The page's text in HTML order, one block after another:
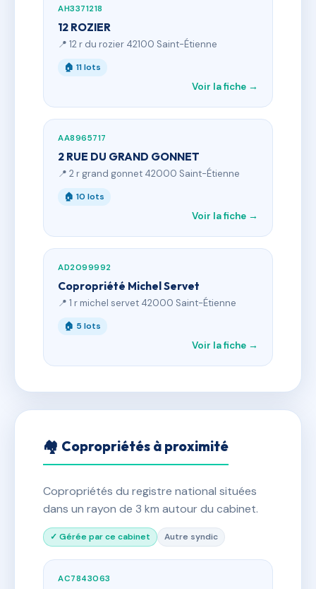
AH3371218
12 ROZIER
📍 12 r du rozier 42100 Saint-Étienne
🏠 11 lots
Voir la fiche →
AA8965717
2 RUE DU GRAND GONNET
📍 2 r grand gonnet 42000 Saint-Étienne
🏠 10 lots
Voir la fiche →
AD2099992
Copropriété Michel Servet
📍 1 r michel servet 42000 Saint-Étienne
🏠 5 lots
Voir la fiche →
🏘 Copropriétés à proximité
Copropriétés du registre national situées
dans un rayon de 3 km autour du cabinet.
✓ Gérée par ce cabinet Autre syndic
AC7843063